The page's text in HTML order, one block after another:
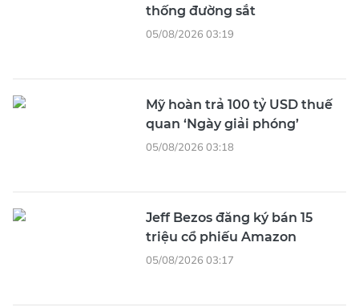
thống đường sắt
05/08/2026 03:19
Mỹ hoàn trả 100 tỷ USD thuế
quan ‘Ngày giải phóng’
05/08/2026 03:18
Jeff Bezos đăng ký bán 15
triệu cổ phiếu Amazon
05/08/2026 03:17